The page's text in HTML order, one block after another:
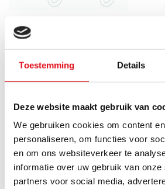
Toestemming Details
Deze website maakt gebruik van
We gebruiken cookies om content
personaliseren, om functies voor
en om ons websiteverkeer te
informatie over uw gebruik van onze
partners voor social media,
COMISA
Raccord poussoir droit
20mm x 2 KIWA testé
€3,55
Pièce
mâle